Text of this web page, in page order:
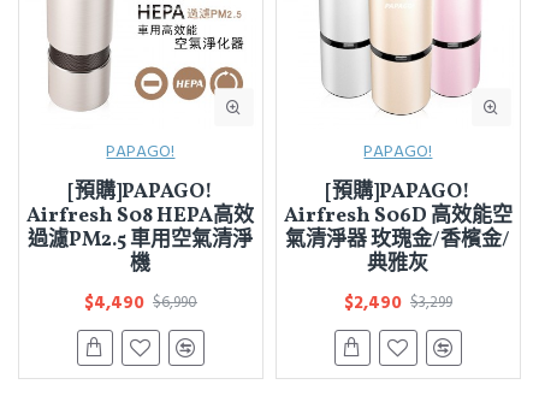
PAPAGO!
[預購]PAPAGO!
Airfresh S08 HEPA高效
過濾PM2.5 車用空氣清淨
機
$4,490 $6,990
PAPAGO!
[預購]PAPAGO!
Airfresh S06D 高效能空
氣清淨器 玫瑰金/香檳金/
典雅灰
$2,490 $3,299